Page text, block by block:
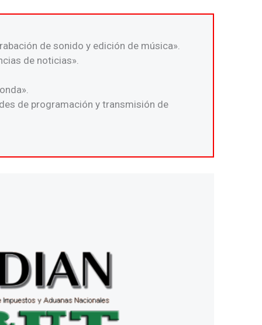
de sonido y edición de música».
de noticias».
de programación y transmisión de